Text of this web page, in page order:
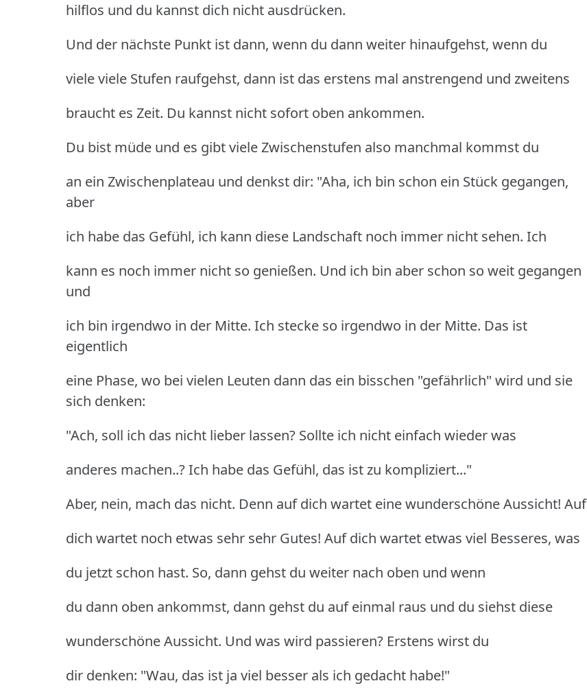
hilflos und du kannst dich nicht ausdrücken.
Und der nächste Punkt ist dann, wenn du dann weiter hinaufgehst, wenn du
viele viele Stufen raufgehst, dann ist das erstens mal anstrengend und zweitens
braucht es Zeit. Du kannst nicht sofort oben ankommen.
Du bist müde und es gibt viele Zwischenstufen also manchmal kommst du
an ein Zwischenplateau und denkst dir: "Aha, ich bin schon ein Stück gegangen,
aber
ich habe das Gefühl, ich kann diese Landschaft noch immer nicht sehen. Ich
kann es noch immer nicht so genießen. Und ich bin aber schon so weit gegangen
und
ich bin irgendwo in der Mitte. Ich stecke so irgendwo in der Mitte. Das ist
eigentlich
eine Phase, wo bei vielen Leuten dann das ein bisschen "gefährlich" wird und sie
sich denken:
"Ach, soll ich das nicht lieber lassen? Sollte ich nicht einfach wieder was
anderes machen..? Ich habe das Gefühl, das ist zu kompliziert..."
Aber, nein, mach das nicht. Denn auf dich wartet eine wunderschöne Aussicht! Auf
dich wartet noch etwas sehr sehr Gutes! Auf dich wartet etwas viel Besseres, was
du jetzt schon hast. So, dann gehst du weiter nach oben und wenn
du dann oben ankommst, dann gehst du auf einmal raus und du siehst diese
wunderschöne Aussicht. Und was wird passieren? Erstens wirst du
dir denken: "Wau, das ist ja viel besser als ich gedacht habe!"